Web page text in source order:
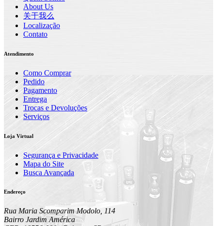
About Us
关于我么
Localização
Contato
Atendimento
Como Comprar
Pedido
Pagamento
Entrega
Trocas e Devoluções
Serviços
Loja Virtual
Segurança e Privacidade
Mapa do Site
Busca Avançada
Endereço
Rua Maria Scomparim Modolo, 114
Bairro Jardim América